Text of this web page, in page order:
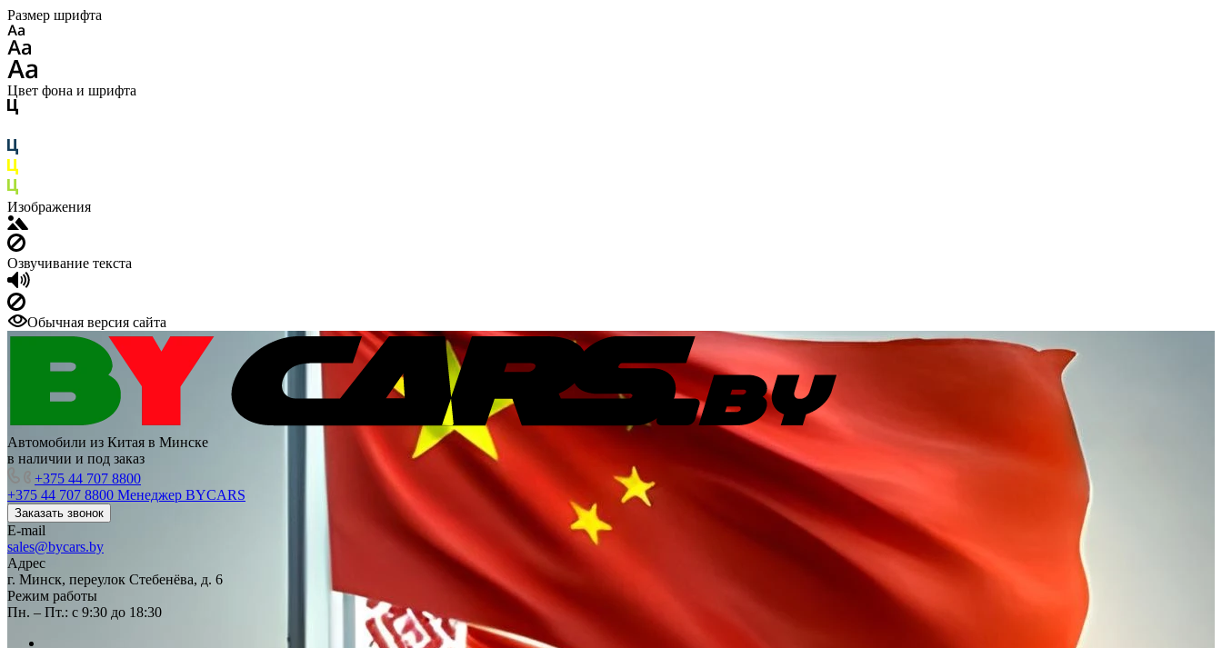
Размер шрифта
Цвет фона и шрифта
Изображения
Озвучивание текста
Обычная версия сайта
Автомобили из Китая в Минске
в наличии и под заказ
+375 44 707 8800
+375 44 707 8800 Менеджер BYCARS
Заказать звонок
E-mail
sales@bycars.by
Адрес
г. Минск, переулок Стебенёва, д. 6
Режим работы
Пн. – Пт.: с 9:30 до 18:30